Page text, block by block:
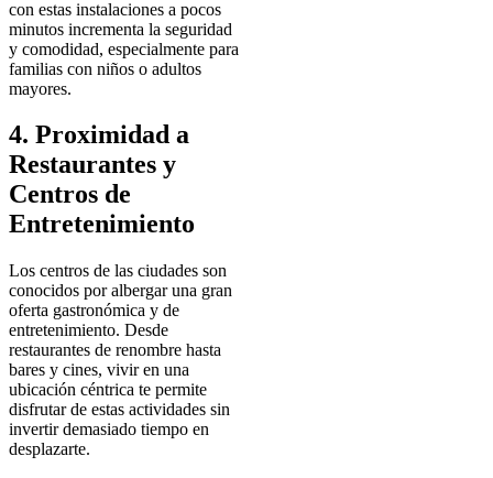
con estas instalaciones a pocos
minutos incrementa la seguridad
y comodidad, especialmente para
familias con niños o adultos
mayores.
4. Proximidad a
Restaurantes y
Centros de
Entretenimiento
Los centros de las ciudades son
conocidos por albergar una gran
oferta gastronómica y de
entretenimiento. Desde
restaurantes de renombre hasta
bares y cines, vivir en una
ubicación céntrica te permite
disfrutar de estas actividades sin
invertir demasiado tiempo en
desplazarte.